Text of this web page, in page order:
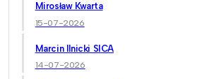
Mirosław Kwarta
15-07-2026
Marcin Ilnicki SICA
14-07-2026